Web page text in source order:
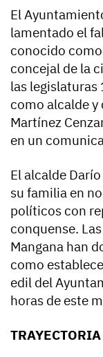
El
lamentado el
conocido
concejal de la
las legislaturas
como alcalde y
Martínez
en un
El alcalde
su familia en
políticos con
conquense.
Mangana han
como
edil del
horas de este
TRAYECTORIA